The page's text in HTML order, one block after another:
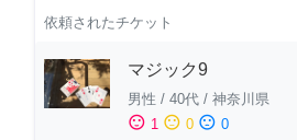
依頼されたチケット
マジック9
男性 / 40代 / 神奈川県
sentiment_satisfied 1 sentiment_neutral 0 sentiment_dissatisfied 0